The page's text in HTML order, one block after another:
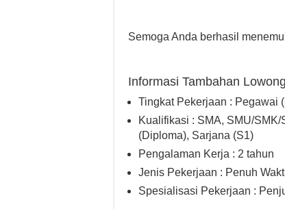
Semoga Anda berhasil
Informasi Tambahan
Tingkat Pekerjaan : Pegawai
Kualifikasi : SMA, SMU/
(Diploma), Sarjana (S1)
Pengalaman Kerja : 2 tahun
Jenis Pekerjaan : Penuh
Spesialisasi Pekerjaan :